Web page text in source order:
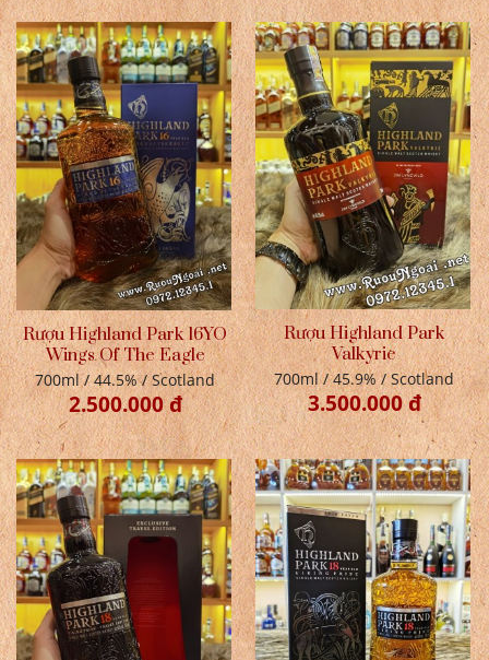
Rượu Highland Park 16YO
Wings Of The Eagle
700ml / 44.5% / Scotland
2.500.000 đ
Rượu Highland Park
Valkyrie
700ml / 45.9% / Scotland
3.500.000 đ